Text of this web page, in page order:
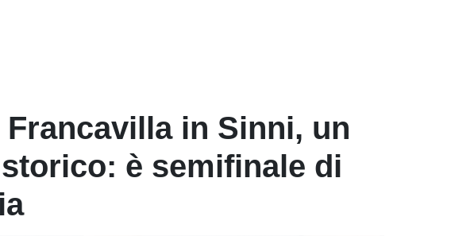
Francavilla in Sinni, un
è semifinale di